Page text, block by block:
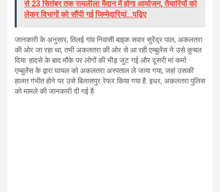
से 23 सितंबर तक रामलीला मैदान में होगा आयोजन, तैयारियों को
लेकर विभागों को सौंपी गई जिम्मेदारियां...पढ़िए
जानकारी के अनुसार, तिलई गांव निवासी बाइक सवार सुरेंद्र पाल, अकलतरा
की ओर जा रहा था, तभी अकलतरा की ओर से आ रही एम्बुलेंस ने उसे कुचल
दिया. हादसे के बाद मौके पर लोगों की भीड़ जुट गई और दूसरी मां कर्मा
एम्बुलेंस के द्वारा घायल को अकलतरा अस्पताल ले जाया गया, जहां उसकी
हालत गंभीत होने पर उसे बिलासपुर रेफर किया गया है. इधर, अकलतरा पुलिस
को मामले की जानकारी दी गई है.